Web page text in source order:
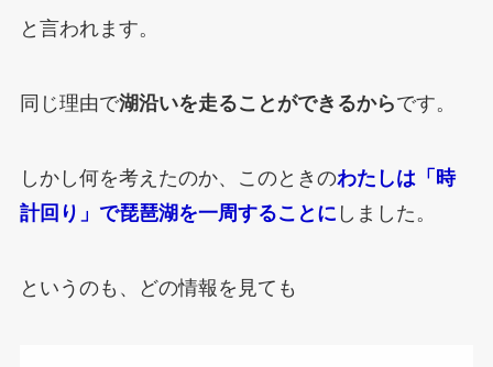
と言われます。
同じ理由で湖沿いを走ることができるからです。
しかし何を考えたのか、このときのわたしは「時
計回り」で琵琶湖を一周することに しました。
というのも、どの情報を見ても